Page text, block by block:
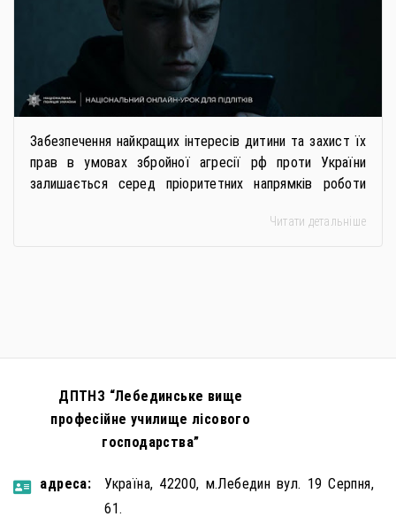
Забезпечення найкращих інтересів дитини та захист їх
прав в умовах збройної агресії рф проти України
залишається серед пріоритетних напрямків роботи
застосовується метод використання дітей у
Читати детальніше
ДПТНЗ “Лебединське вище
професійне училище лісового
господарства”
aдресa:
Україна, 42200, м.Лебедин вул. 19 Серпня,
61.